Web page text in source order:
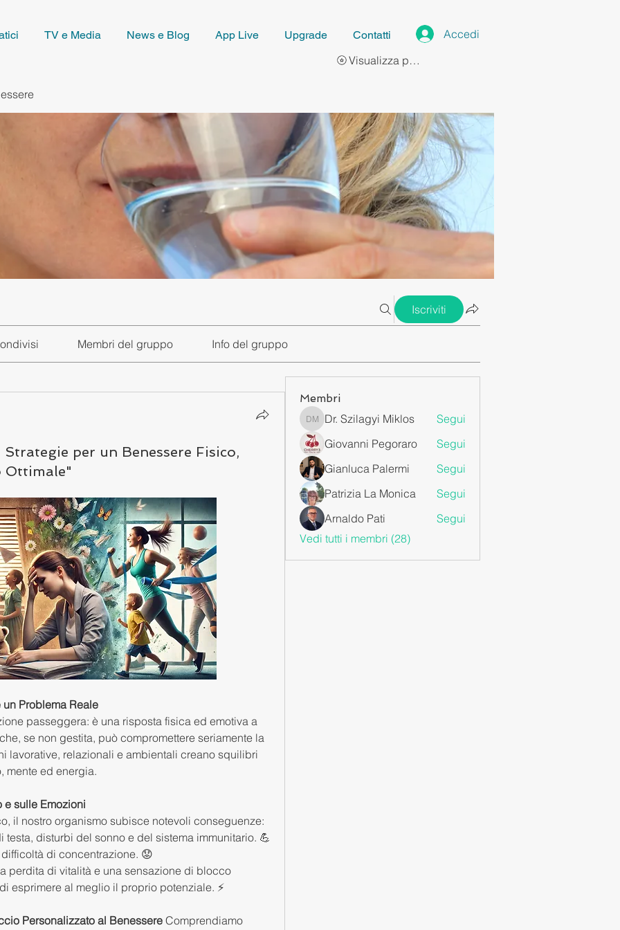
TV e Media News e Blog App Live Upgrade Contatti
Accedi
Visualizza punti
Iscriviti
Membri del gruppo Info del gruppo
per un Benessere Fisico,
Ottimale"
Problema Reale
passeggera: è una risposta fisica ed emotiva a
se non gestita, può compromettere seriamente la
lavorative, relazionali e ambientali creano squilibri
mente ed energia.
e sulle Emozioni
il nostro organismo subisce notevoli conseguenze:
testa, disturbi del sonno e del sistema immunitario. 💪
di concentrazione. 😟
perdita di vitalità e una sensazione di blocco
esprimere al meglio il proprio potenziale. ⚡
Personalizzato al Benessere Comprendiamo
Membri
Dr. Szilagyi Miklos
Dr. Szilagyi Miklos
Segui
Giovanni Pegoraro
Segui
Gianluca Palermi
Segui
Patrizia La Monica
Segui
Arnaldo Pati
Segui
Vedi tutti i membri (28)